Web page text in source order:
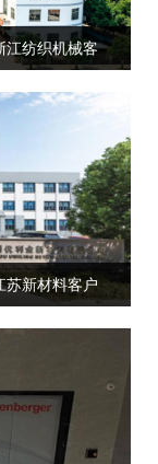
纺织机械客
新材料‌‌‌‌客户